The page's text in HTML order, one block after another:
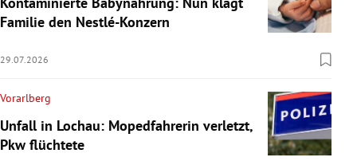
Familie den Nestlé-Konzern
29.07.2026
Vorarlberg
Unfall in Lochau: Mopedfahrerin verletzt,
Pkw flüchtete